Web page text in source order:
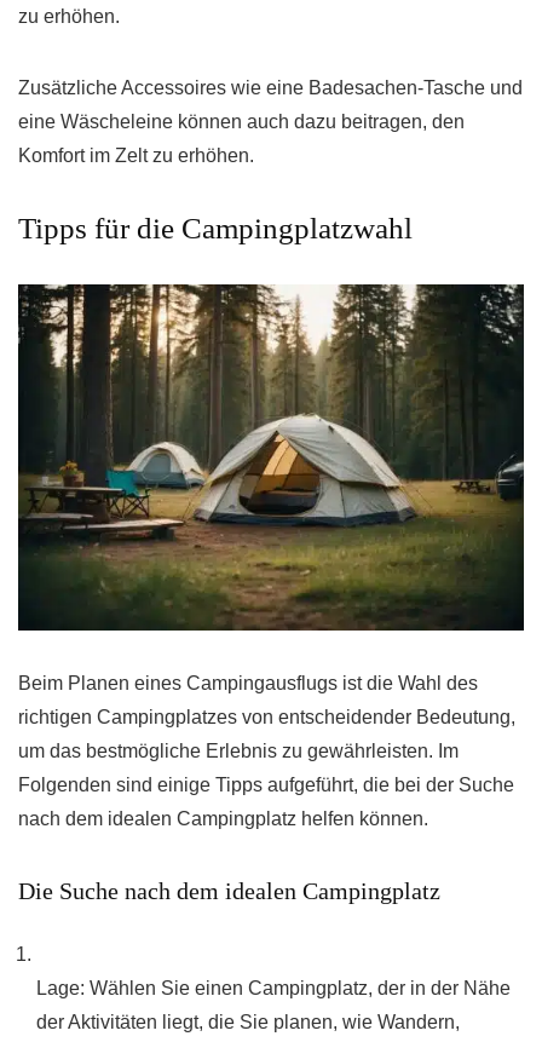
zu erhöhen.
Zusätzliche Accessoires wie eine Badesachen-Tasche und
eine Wäscheleine können auch dazu beitragen, den
Komfort im Zelt zu erhöhen.
Tipps für die Campingplatzwahl
Beim Planen eines Campingausflugs ist die Wahl des
richtigen Campingplatzes von entscheidender Bedeutung,
um das bestmögliche Erlebnis zu gewährleisten. Im
Folgenden sind einige Tipps aufgeführt, die bei der Suche
nach dem idealen Campingplatz helfen können.
Die Suche nach dem idealen Campingplatz
Lage: Wählen Sie einen Campingplatz, der in der Nähe
der Aktivitäten liegt, die Sie planen, wie Wandern,